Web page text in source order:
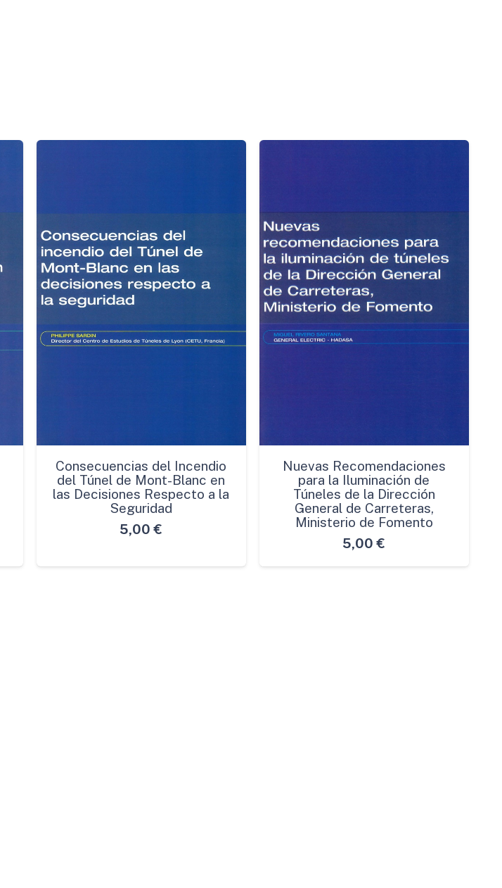
Consecuencias del Incendio
del Túnel de Mont-Blanc en
las Decisiones Respecto a la
Seguridad
5,00 €
Nuevas Recomendaciones
para la Iluminación de
Túneles de la Dirección
General de Carreteras,
Ministerio de Fomento
5,00 €